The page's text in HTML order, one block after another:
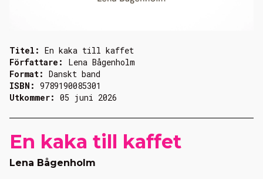
En kaka till kaffet
Lena Bågenholm
Titel: En kaka till kaffet
Författare: Lena Bågenholm
Format: Danskt band
ISBN: 9789190085301
Utkommer: 05 juni 2026